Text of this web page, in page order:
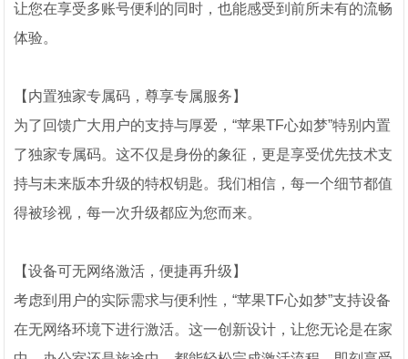
让您在享受多账号便利的同时，也能感受到前所未有的流畅
体验。
【内置独家专属码，尊享专属服务】
为了回馈广大用户的支持与厚爱，“苹果TF心如梦”特别内置
了独家专属码。这不仅是身份的象征，更是享受优先技术支
持与未来版本升级的特权钥匙。我们相信，每一个细节都值
得被珍视，每一次升级都应为您而来。
【设备可无网络激活，便捷再升级】
考虑到用户的实际需求与便利性，“苹果TF心如梦”支持设备
在无网络环境下进行激活。这一创新设计，让您无论是在家